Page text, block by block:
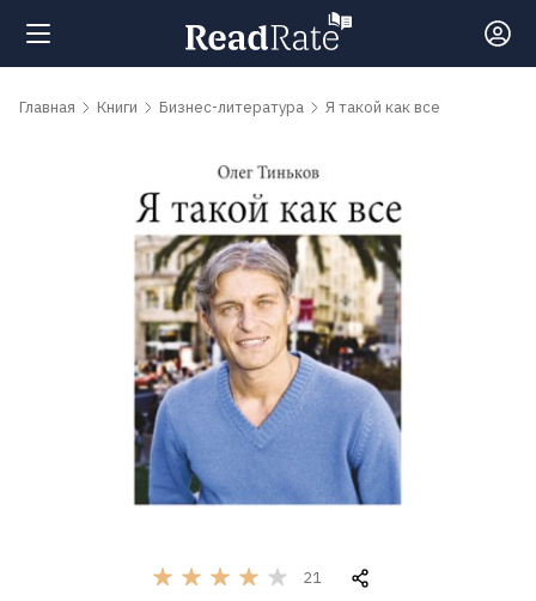
Поиск
обсуждаемые
Главная Книги Бизнес-литература Я такой как все
21